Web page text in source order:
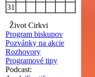
31
Život Cirkvi
Program biskupov
Pozvánky na akcie
Rozhovory
Programové tipy
Podcast: